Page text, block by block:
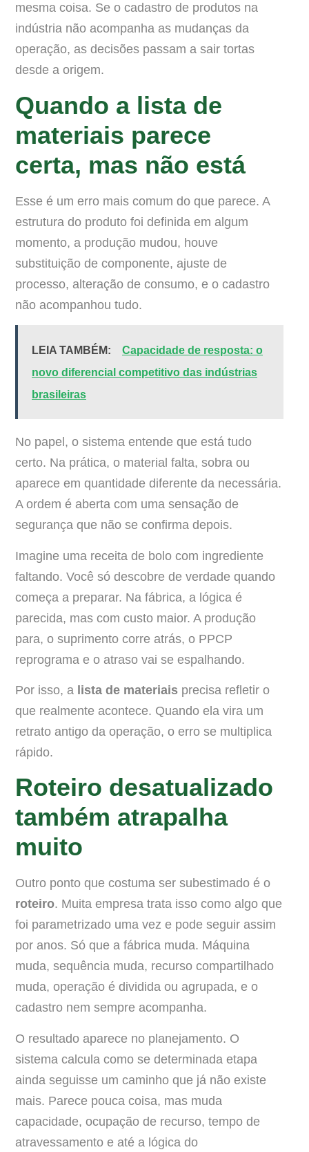
mesma coisa. Se o cadastro de produtos na
indústria não acompanha as mudanças da
operação, as decisões passam a sair tortas
desde a origem.
Quando a lista de
materiais parece
certa, mas não está
Esse é um erro mais comum do que parece. A
estrutura do produto foi definida em algum
momento, a produção mudou, houve
substituição de componente, ajuste de
processo, alteração de consumo, e o cadastro
não acompanhou tudo.
LEIA TAMBÉM:
Capacidade de resposta: o
novo diferencial competitivo das indústrias
brasileiras
No papel, o sistema entende que está tudo
certo. Na prática, o material falta, sobra ou
aparece em quantidade diferente da necessária.
A ordem é aberta com uma sensação de
segurança que não se confirma depois.
Imagine uma receita de bolo com ingrediente
faltando. Você só descobre de verdade quando
começa a preparar. Na fábrica, a lógica é
parecida, mas com custo maior. A produção
para, o suprimento corre atrás, o PPCP
reprograma e o atraso vai se espalhando.
Por isso, a lista de materiais precisa refletir o
que realmente acontece. Quando ela vira um
retrato antigo da operação, o erro se multiplica
rápido.
Roteiro desatualizado
também atrapalha
muito
Outro ponto que costuma ser subestimado é o
roteiro. Muita empresa trata isso como algo que
foi parametrizado uma vez e pode seguir assim
por anos. Só que a fábrica muda. Máquina
muda, sequência muda, recurso compartilhado
muda, operação é dividida ou agrupada, e o
cadastro nem sempre acompanha.
O resultado aparece no planejamento. O
sistema calcula como se determinada etapa
ainda seguisse um caminho que já não existe
mais. Parece pouca coisa, mas muda
capacidade, ocupação de recurso, tempo de
atravessamento e até a lógica do